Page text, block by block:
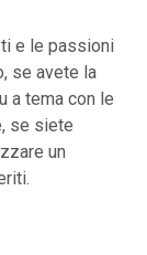
e le passioni
se avete la
a tema con le
se siete
un